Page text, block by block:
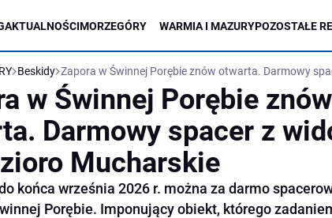
AKTUALNOŚCIMORZEGÓRY WARMIA I MAZURYPOZOSTAŁE
Beskidy Zapora w Świnnej Porębie znów otwarta. Darmowy
w Świnnej Porębie znów
Darmowy spacer z
Mucharskie
końca września 2026 r. można za darmo
Porębie. Imponujący obiekt, którego